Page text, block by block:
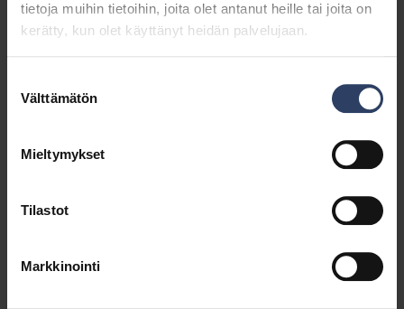
tietoja muihin tietoihin, joita olet antanut heille tai joita on
kerätty, kun olet käyttänyt heidän palvelujaan.
valinta
Välttämätön
Mieltymykset
Tilastot
Markkinointi